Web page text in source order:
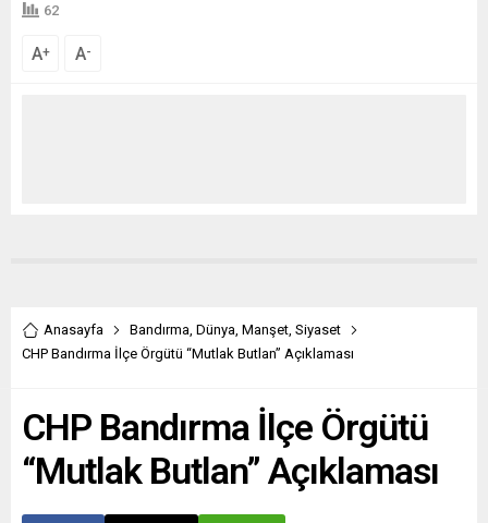
62
A+ A-
Anasayfa Bandırma, Dünya, Manşet, Siyaset
CHP Bandırma İlçe Örgütü “Mutlak Butlan” Açıklaması
CHP Bandırma İlçe Örgütü
“Mutlak Butlan” Açıklaması